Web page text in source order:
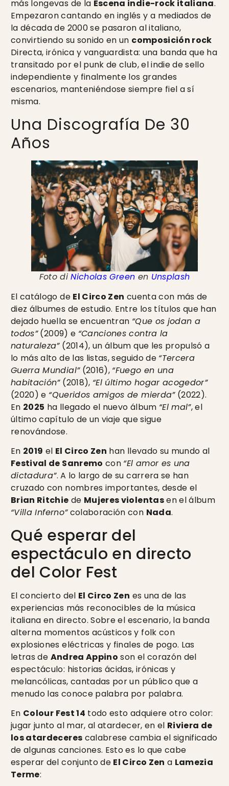
más longevas de la Escena indie-rock italiana.
Empezaron cantando en inglés y a mediados de
la década de 2000 se pasaron al italiano,
convirtiendo su sonido en un composición rock
Directa, irónica y vanguardista: una banda que ha
transitado por el punk de club, el indie de sello
independiente y finalmente los grandes
escenarios, manteniéndose siempre fiel a sí
misma.
Una Discografía De 30
Años
Foto diNicholas Green en Unsplash
El catálogo de El Circo Zen cuenta con más de
diez álbumes de estudio. Entre los títulos que han
dejado huella se encuentran “Que os jodan a
todos”(2009) e “Canciones contra la
naturaleza”(2014), un álbum que les propulsó a
lo más alto de las listas, seguido de “Tercera
Guerra Mundial”(2016), “Fuego en una
habitación”(2018), “El último hogar acogedor”
(2020) e “Queridos amigos de mierda”(2022).
En 2025 ha llegado el nuevo álbum “El mal”, el
último capítulo de un viaje que sigue
renovándose.
En 2019 el El Circo Zen han llevado su mundo al
Festival de Sanremo con “El amor es una
dictadura”. A lo largo de su carrera se han
cruzado con nombres importantes, desde el
Brian Ritchie de Mujeres violentasen el álbum
“Villa Inferno”colaboración con Nada.
Qué esperar del
espectáculo en directo
del Color Fest
El concierto del El Circo Zen es una de las
experiencias más reconocibles de la música
italiana en directo. Sobre el escenario, la banda
alterna momentos acústicos y folk con
explosiones eléctricas y finales de pogo. Las
letras de Andrea Appino son el corazón del
espectáculo: historias ácidas, irónicas y
melancólicas, cantadas por un público que a
menudo las conoce palabra por palabra.
En Colour Fest 14 todo esto adquiere otro color:
jugar junto al mar, al atardecer, en el Riviera de
los atardeceres calabrese cambia el significado
de algunas canciones. Esto es lo que cabe
esperar del conjunto de El Circo Zen a Lamezia
Terme: